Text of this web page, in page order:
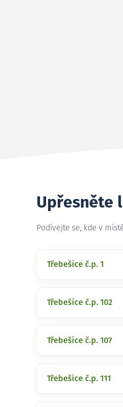
Upřesněte
Podívejte se, kde v
Třebešice č.p. 1
Třebešice č.p. 102
Třebešice č.p. 107
Třebešice č.p. 111